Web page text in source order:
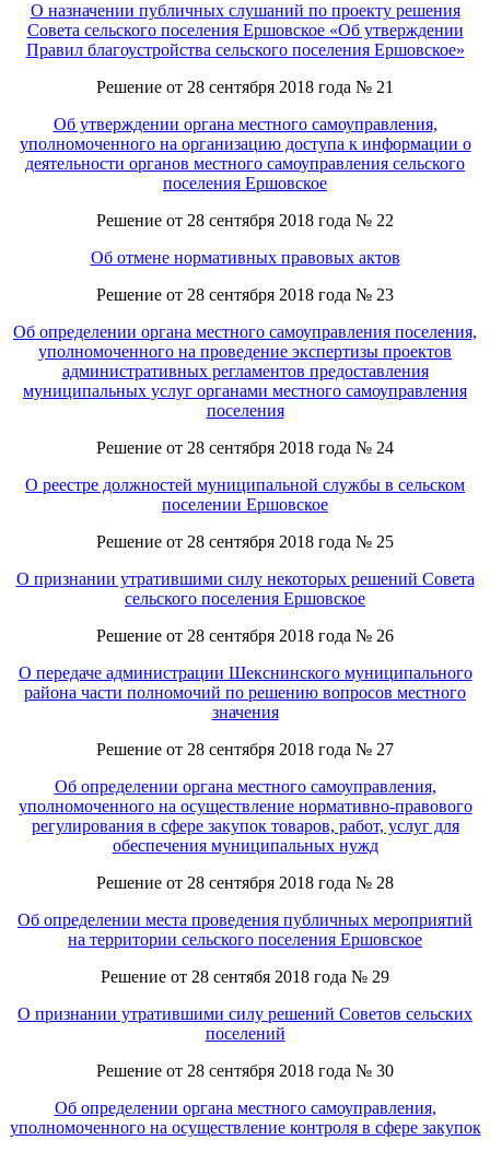
О назначении публичных слушаний по проекту решения
Совета сельского поселения Ершовское «Об утверждении
Правил благоустройства сельского поселения Ершовское»
Решение от 28 сентября 2018 года № 21
Об утверждении органа местного самоуправления,
уполномоченного на организацию доступа к информации о
деятельности органов местного самоуправления сельского
поселения Ершовское
Решение от 28 сентября 2018 года № 22
Об отмене нормативных правовых актов
Решение от 28 сентября 2018 года № 23
Об определении органа местного самоуправления поселения,
уполномоченного на проведение экспертизы проектов
административных регламентов предоставления
муниципальных услуг органами местного самоуправления
поселения
Решение от 28 сентября 2018 года № 24
О реестре должностей муниципальной службы в сельском
поселении Ершовское
Решение от 28 сентября 2018 года № 25
О признании утратившими силу некоторых решений Совета
сельского поселения Ершовское
Решение от 28 сентября 2018 года № 26
О передаче администрации Шекснинского муниципального
района части полномочий по решению вопросов местного
значения
Решение от 28 сентября 2018 года № 27
Об определении органа местного самоуправления,
уполномоченного на осуществление нормативно-правового
регулирования в сфере закупок товаров, работ, услуг для
обеспечения муниципальных нужд
Решение от 28 сентября 2018 года № 28
Об определении места проведения публичных мероприятий
на территории сельского поселения Ершовское
Решение от 28 сентябя 2018 года № 29
О признании утратившими силу решений Советов сельских
поселений
Решение от 28 сентября 2018 года № 30
Об определении органа местного самоуправления,
уполномоченного на осуществление контроля в сфере закупок